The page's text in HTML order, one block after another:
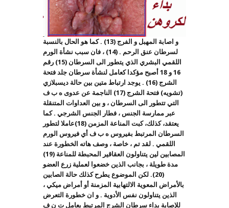
و اصابة المهبل و الفرج (13) . كما هو الحال بالنسبة
لسرطان عنق الرحم . (14) ، فان سبب نشأة الورم
اللقمي البشري الذي يتطور الى السرطان (15) رقم
16 و 18 أصبح مؤكدا كعامل لنشأة سرطان جلد فتحة
الشرج (16) . يوجد ارتباط متين بين حالة ديسبلازي
(تشويه) فتحة الشرج (17) الناجمة عن عدوى ه ب ف
التي تتطور الى السرطان ، و بين العداوات المتنقلة
عبر ممارسة الجنس ، فطار الجنس الشرجي . كما
يعتقد، كذلك، كبت المناعة المزمن (18)عاملا لتطور
السرطان المرتبط بفيروس ه ب ف أي فيروس الورم
اللقمي . لقد تم ، خاصة ، وصف هاته الخطورة عند
المصابين لين يتناولون العقاقير المحبطة للمناعة (19)
مدة طويلة ، بجانب الذين خضعوا لعملية زرع العضو
(20). لكن الموضوع يطرح كذلك حالة الصابين
بالأمراض المعوية الالتهابية المزمنة أو أمراض ميكي ،
الذين يتناولون نفس الأدوية . و ان خطورة التعرض
للإصابة بداء سرطان الشرج المرتبط بعامل ت ن ف